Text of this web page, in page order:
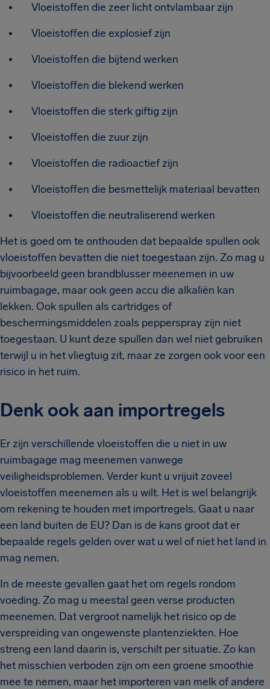
Vloeistoffen die zeer licht ontvlambaar zijn
Vloeistoffen die explosief zijn
Vloeistoffen die bijtend werken
Vloeistoffen die blekend werken
Vloeistoffen die sterk giftig zijn
Vloeistoffen die zuur zijn
Vloeistoffen die radioactief zijn
Vloeistoffen die besmettelijk materiaal bevatten
Vloeistoffen die neutraliserend werken
Het is goed om te onthouden dat bepaalde spullen ook
vloeistoffen bevatten die niet toegestaan zijn. Zo mag u
bijvoorbeeld geen brandblusser meenemen in uw
ruimbagage, maar ook geen accu die alkaliën kan
lekken. Ook spullen als cartridges of
beschermingsmiddelen zoals pepperspray zijn niet
toegestaan. U kunt deze spullen dan wel niet gebruiken
terwijl u in het vliegtuig zit, maar ze zorgen ook voor een
risico in het ruim.
Denk ook aan importregels
Er zijn verschillende vloeistoffen die u niet in uw
ruimbagage mag meenemen vanwege
veiligheidsproblemen. Verder kunt u vrijuit zoveel
vloeistoffen meenemen als u wilt. Het is wel belangrijk
om rekening te houden met importregels. Gaat u naar
een land buiten de EU? Dan is de kans groot dat er
bepaalde regels gelden over wat u wel of niet het land in
mag nemen.
In de meeste gevallen gaat het om regels rondom
voeding. Zo mag u meestal geen verse producten
meenemen. Dat vergroot namelijk het risico op de
verspreiding van ongewenste plantenziekten. Hoe
streng een land daarin is, verschilt per situatie. Zo kan
het misschien verboden zijn om een groene smoothie
mee te nemen, maar het importeren van melk of andere